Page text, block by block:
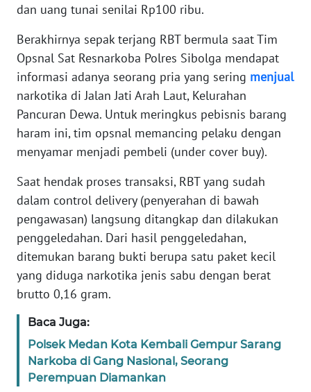
dan uang tunai senilai Rp100 ribu.
Berakhirnya sepak terjang RBT bermula saat Tim
Opsnal Sat Resnarkoba Polres Sibolga mendapat
informasi adanya seorang pria yang sering menjual
narkotika di Jalan Jati Arah Laut, Kelurahan
Pancuran Dewa. Untuk meringkus pebisnis barang
haram ini, tim opsnal memancing pelaku dengan
menyamar menjadi pembeli (under cover buy).
Saat hendak proses transaksi, RBT yang sudah
dalam control delivery (penyerahan di bawah
pengawasan) langsung ditangkap dan dilakukan
penggeledahan. Dari hasil penggeledahan,
ditemukan barang bukti berupa satu paket kecil
yang diduga narkotika jenis sabu dengan berat
brutto 0,16 gram.
Baca Juga:
Polsek Medan Kota Kembali Gempur Sarang
Narkoba di Gang Nasional, Seorang
Perempuan Diamankan
WN
NTB
WN
WN
SULBAR
BABEL
WN
SUMBAR
WN
WN
BENGKULU